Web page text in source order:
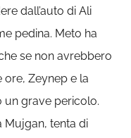
dall’auto di Ali
pedina. Meto ha
se non avrebbero
Zeynep e la
grave pericolo.
Mujgan, tenta di